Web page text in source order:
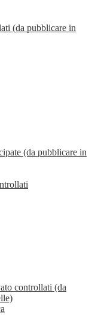
(da pubblicare in
(da pubblicare in
controllati (da